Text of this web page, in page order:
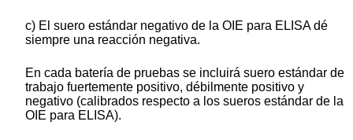
c) El suero estándar negativo de la OIE para ELISA dé
siempre una reacción negativa.
En cada batería de pruebas se incluirá suero estándar de
trabajo fuertemente positivo, débilmente positivo y
negativo (calibrados respecto a los sueros estándar de la
OIE para ELISA).